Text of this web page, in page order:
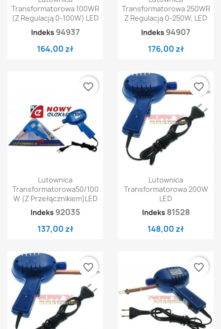
Transformatorowa 100WR
(z Regulacją 0-100W) LED
Indeks 94937
164,00 zł
Transformatorowa 250WR
Z Regulacją 0-250W, LED
Indeks 94907
176,00 zł
Lutownica
Transformatorowa50/100
W (z Przełącznikiem)LED
Indeks 92035
137,00 zł
favorite_border
Lutownica
Transformatorowa 200W
LED
Indeks 81528
148,00 zł
favorite_border
favorite_border favorite_border